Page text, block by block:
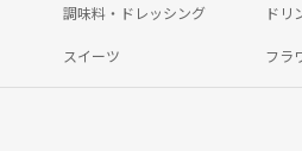
調味料・ドレッシング ドリ
スイーツ フラ